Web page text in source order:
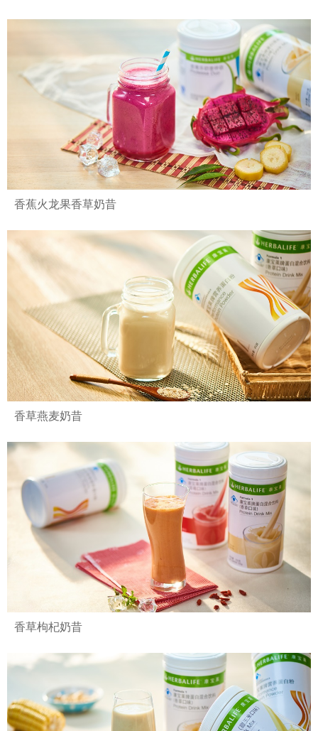
香蕉火龙果香草奶昔
香草燕麦奶昔
香草枸杞奶昔